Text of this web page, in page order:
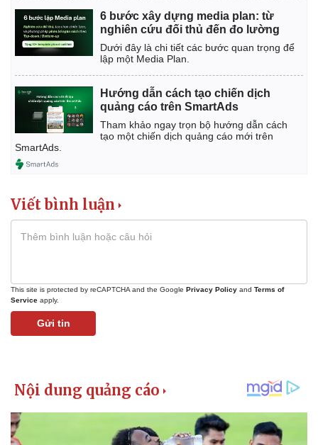
Tỷ giá
Chứng khoán
Giá cà phê
6 bước xây dựng media plan: từ
nghiên cứu đối thủ đến đo lường
Dưới đây là chi tiết các bước quan trọng để
lập một Media Plan.
Hướng dẫn cách tạo chiến dịch
quảng cáo trên SmartAds
Tham khảo ngay trọn bộ hướng dẫn cách
tạo một chiến dịch quảng cáo mới trên
SmartAds.
Viết bình luận
This site is protected by reCAPTCHA and the Google Privacy Policy and Terms of
Service apply.
Gửi tin